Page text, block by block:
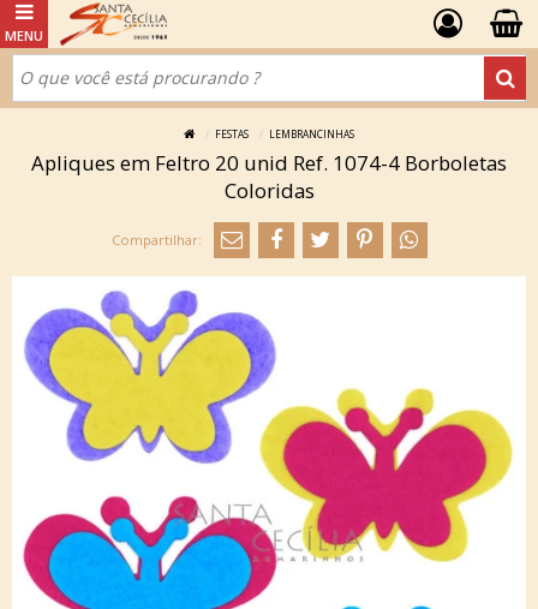
FESTAS LEMBRANCINHAS
Apliques em Feltro 20 unid Ref. 1074-4 Borboletas
Coloridas